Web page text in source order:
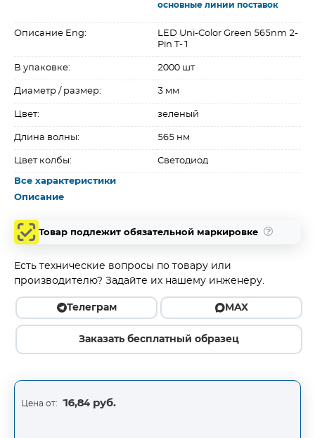
основные линии поставок
Описание Eng:
LED Uni-Color Green 565nm 2-
Pin T-1
В упаковке: 2000 шт
Диаметр / размер: 3 мм
Цвет: зеленый
Длина волны: 565 нм
Цвет колбы: Светодиод
Все характеристики
Описание
Товар подлежит обязательной маркировке
Есть технические вопросы по товару или
производителю? Задайте их нашему инженеру.
Телеграм MAX
Заказать бесплатный образец
Цена от: 16,84 руб.